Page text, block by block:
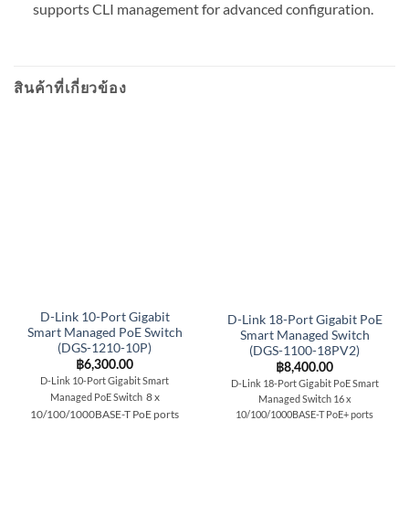
supports CLI management for advanced configuration.
สินค้าที่เกี่ยวข้อง
D-Link 10-Port Gigabit
Smart Managed PoE Switch
(DGS-1210-10P)
฿6,300.00
D-Link 10-Port Gigabit Smart
Managed PoE Switch 8 x
10/100/1000BASE-T PoE ports
D-Link 18-Port Gigabit PoE
Smart Managed Switch
(DGS-1100-18PV2)
฿8,400.00
D-Link 18-Port Gigabit PoE Smart
Managed Switch 16 x
10/100/1000BASE-T PoE+ ports